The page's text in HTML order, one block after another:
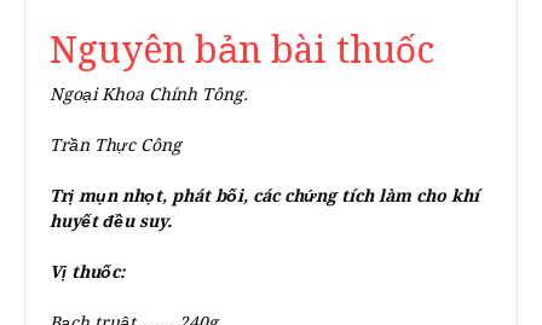
Nguyên bản bài thuốc
Ngoại Khoa Chính Tông.
Trần Thực Công
Trị mụn nhọt, phát bối, các chứng tích làm cho khí
huyết đều suy.
Vị thuốc: